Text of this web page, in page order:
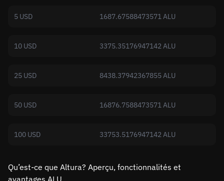
5 USD 1687.67588473571 ALU
10 USD 3375.35176947142 ALU
25 USD 8438.37942367855 ALU
50 USD 16876.7588473571 ALU
100 USD 33753.5176947142 ALU
Qu’est-ce que Altura? Aperçu, fonctionnalités et
avantages ALU